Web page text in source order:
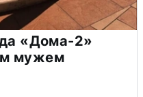
«Дома-2»
мужем